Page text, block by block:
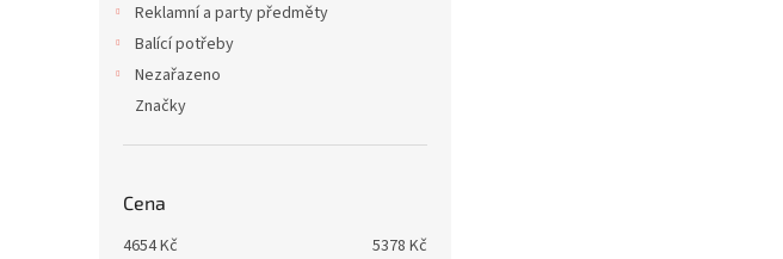
Reklamní a party předměty
Balící potřeby
Nezařazeno
Značky
Cena
4654Kč 5378 Kč